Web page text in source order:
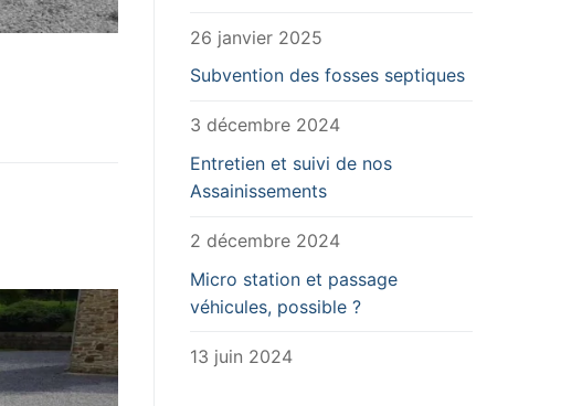
26 janvier 2025
Subvention des fosses septiques
3 décembre 2024
Entretien et suivi de nos
Assainissements
2 décembre 2024
Micro station et passage
véhicules, possible ?
13 juin 2024